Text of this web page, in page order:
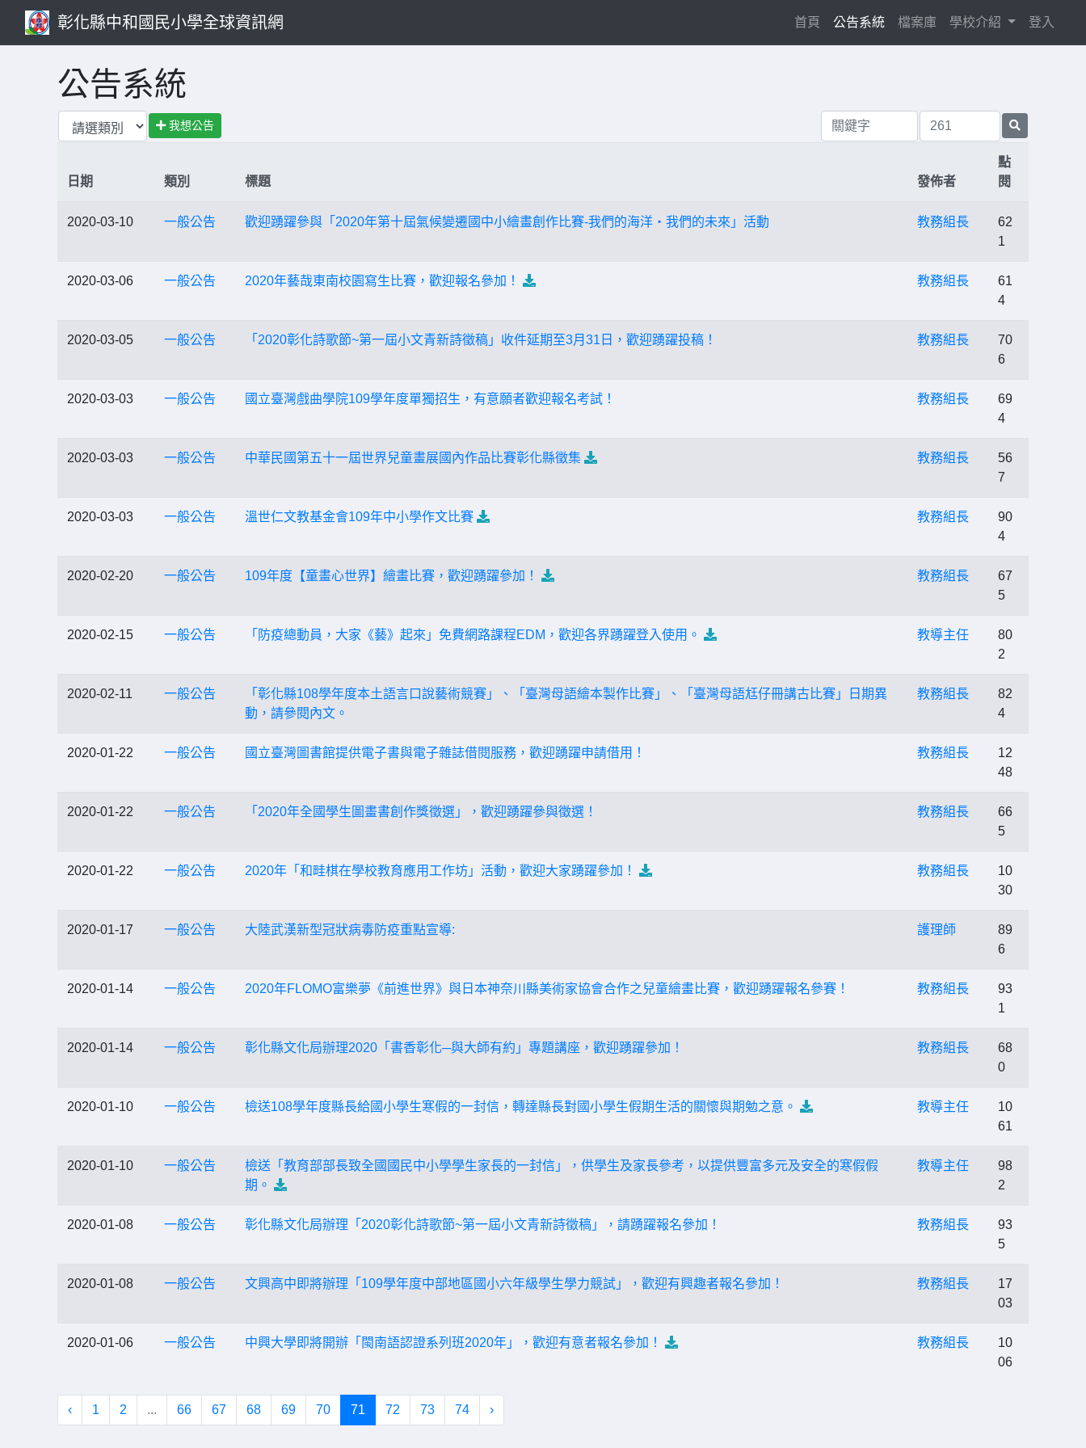
彰化縣中和國民小學全球資訊網 首頁 (current)
公告系統 檔案庫 學校介紹 登入
公告系統
我想公告
日期 類別 標題 發佈者
點
閱
2020-03-10 一般公告 歡迎踴躍參與「2020年第十屆氣候變遷國中小繪畫創作比賽-我們的海洋‧我們的未來」活動 教務組長
62
1
2020-03-06 一般公告 2020年藝哉東南校園寫生比賽，歡迎報名參加！ 教務組長
61
4
2020-03-05 一般公告 「2020彰化詩歌節~第一屆小文青新詩徵稿」收件延期至3月31日，歡迎踴躍投稿！ 教務組長
70
6
2020-03-03 一般公告 國立臺灣戲曲學院109學年度單獨招生，有意願者歡迎報名考試！ 教務組長
69
4
2020-03-03 一般公告 中華民國第五十一屆世界兒童畫展國內作品比賽彰化縣徵集 教務組長
56
7
2020-03-03 一般公告 溫世仁文教基金會109年中小學作文比賽 教務組長
90
4
2020-02-20 一般公告 109年度【童畫心世界】繪畫比賽，歡迎踴躍參加！ 教務組長
67
5
2020-02-15 一般公告 「防疫總動員，大家《藝》起來」免費網路課程EDM，歡迎各界踴躍登入使用。 教導主任
80
2
2020-02-11 一般公告
「彰化縣108學年度本土語言口說藝術競賽」、「臺灣母語繪本製作比賽」、「臺灣母語尪仔冊講古比賽」日期異
動，請參閱內文。
教務組長
82
4
2020-01-22 一般公告 國立臺灣圖書館提供電子書與電子雜誌借閱服務，歡迎踴躍申請借用！ 教務組長
12
48
2020-01-22 一般公告 「2020年全國學生圖畫書創作獎徵選」，歡迎踴躍參與徵選！ 教務組長
66
5
2020-01-22 一般公告 2020年「和畦棋在學校教育應用工作坊」活動，歡迎大家踴躍參加！ 教務組長
10
30
2020-01-17 一般公告 大陸武漢新型冠狀病毒防疫重點宣導: 護理師
89
6
2020-01-14 一般公告 2020年FLOMO富樂夢《前進世界》與日本神奈川縣美術家協會合作之兒童繪畫比賽，歡迎踴躍報名參賽！ 教務組長
93
1
2020-01-14 一般公告 彰化縣文化局辦理2020「書香彰化─與大師有約」專題講座，歡迎踴躍參加！ 教務組長
68
0
2020-01-10 一般公告 檢送108學年度縣長給國小學生寒假的一封信，轉達縣長對國小學生假期生活的關懷與期勉之意。 教導主任
10
61
2020-01-10 一般公告
檢送「教育部部長致全國國民中小學學生家長的一封信」，供學生及家長參考，以提供豐富多元及安全的寒假假
期。
教導主任
98
2
2020-01-08 一般公告 彰化縣文化局辦理「2020彰化詩歌節~第一屆小文青新詩徵稿」，請踴躍報名參加！ 教務組長
93
5
2020-01-08 一般公告 文興高中即將辦理「109學年度中部地區國小六年級學生學力競試」，歡迎有興趣者報名參加！ 教務組長
17
03
2020-01-06 一般公告 中興大學即將開辦「閩南語認證系列班2020年」，歡迎有意者報名參加！ 教務組長
10
06
‹ 1 2 ... 66 67 68 69 70 71 72 73 74 ›